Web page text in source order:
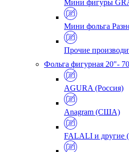
Мини фигуры
Мини фольга
Прочие
Фольга фигурная 20"-
AGURA (Россия)
Anagram (США)
FALALI и другие